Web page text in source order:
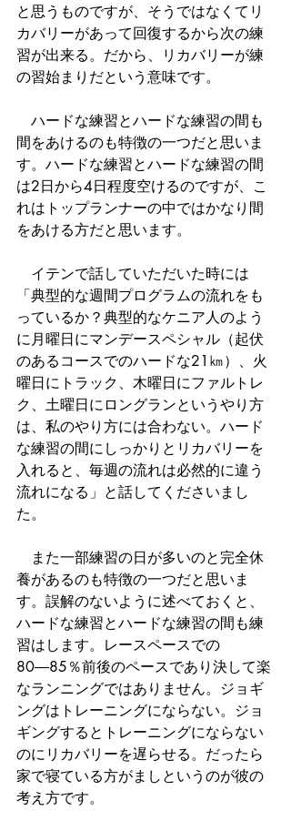
と思うものですが、そうではなくてリ
カバリーがあって回復するから次の練
習が出来る。だから、リカバリーが練
の習始まりだという意味です。
ハードな練習とハードな練習の間も
間をあけるのも特徴の一つだと思いま
す。ハードな練習とハードな練習の間
は2日から4日程度空けるのですが、こ
れはトップランナーの中ではかなり間
をあける方だと思います。
イテンで話していただいた時には
「典型的な週間プログラムの流れをも
っているか？典型的なケニア人のよう
に月曜日にマンデースペシャル（起伏
のあるコースでのハードな21㎞）、火
曜日にトラック、木曜日にファルトレ
ク、土曜日にロングランというやり方
は、私のやり方には合わない。ハード
な練習の間にしっかりとリカバリーを
入れると、毎週の流れは必然的に違う
流れになる」と話してくださいまし
た。
また一部練習の日が多いのと完全休
養があるのも特徴の一つだと思いま
す。誤解のないように述べておくと、
ハードな練習とハードな練習の間も練
習はします。レースペースでの
80―85％前後のペースであり決して楽
なランニングではありません。ジョギ
ングはトレーニングにならない。ジョ
ギングするとトレーニングにならない
のにリカバリーを遅らせる。だったら
家で寝ている方がましというのが彼の
考え方です。